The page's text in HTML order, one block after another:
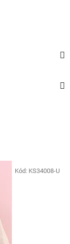
Kód: KS34008-U